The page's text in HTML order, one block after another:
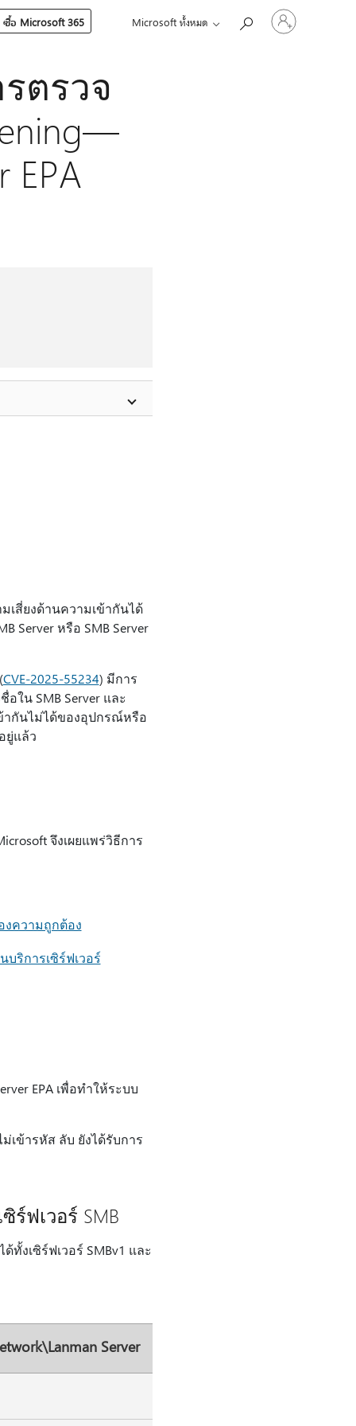
ซื้อ Microsoft 365 Microsoft ทั้งหมด
ลงชื่อ
เข้า
ตรวจ
EPA
เสี่ยงด้านความเข้ากันได้
Server หรือ SMB Server
CVE-2025-55234) มีการ
ใน SMB Server และ
ากันไม่ได้ของอุปกรณ์หรือ
ยู่แล้ว
จึงเผยแพร่วิธีการ
งความถูกต้อง
ริการเซิร์ฟเวอร์
EPA เพื่อทําให้ระบบ
เข้ารหัส ลับ ยังได้รับการ
ฟเวอร์ SMB
ทั้งเซิร์ฟเวอร์ SMBv1 และ
Server